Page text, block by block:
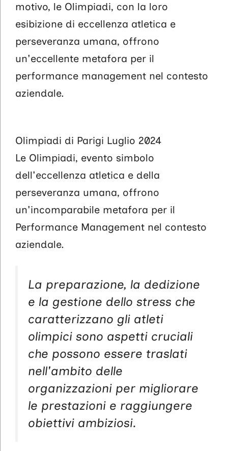
motivo, le Olimpiadi, con la loro
esibizione di eccellenza atletica e
perseveranza umana, offrono
un'eccellente metafora per il
performance management nel contesto
aziendale.
Olimpiadi di Parigi Luglio 2024
Le Olimpiadi, evento simbolo
dell'eccellenza atletica e della
perseveranza umana, offrono
un'incomparabile metafora per il
Performance Management nel contesto
aziendale.
La preparazione, la dedizione
e la gestione dello stress che
caratterizzano gli atleti
olimpici sono aspetti cruciali
che possono essere traslati
nell'ambito delle
organizzazioni per migliorare
le prestazioni e raggiungere
obiettivi ambiziosi.